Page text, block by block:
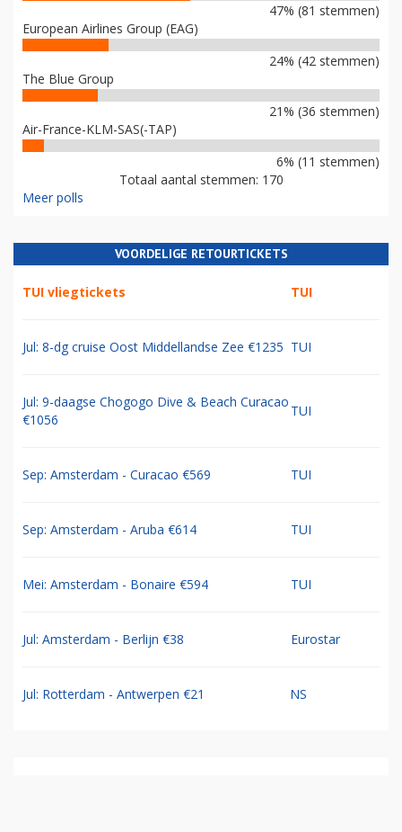
47% (81 stemmen)
European Airlines Group (EAG)
24% (42 stemmen)
The Blue Group
21% (36 stemmen)
Air-France-KLM-SAS(-TAP)
6% (11 stemmen)
Totaal aantal stemmen: 170
Meer polls
VOORDELIGE RETOURTICKETS
TUI vliegtickets TUI
Jul: 8-dg cruise Oost Middellandse Zee €1235 TUI
Jul: 9-daagse Chogogo Dive & Beach Curacao
€1056
TUI
Sep: Amsterdam - Curacao €569 TUI
Sep: Amsterdam - Aruba €614 TUI
Mei: Amsterdam - Bonaire €594 TUI
Jul: Amsterdam - Berlijn €38 Eurostar
Jul: Rotterdam - Antwerpen €21 NS